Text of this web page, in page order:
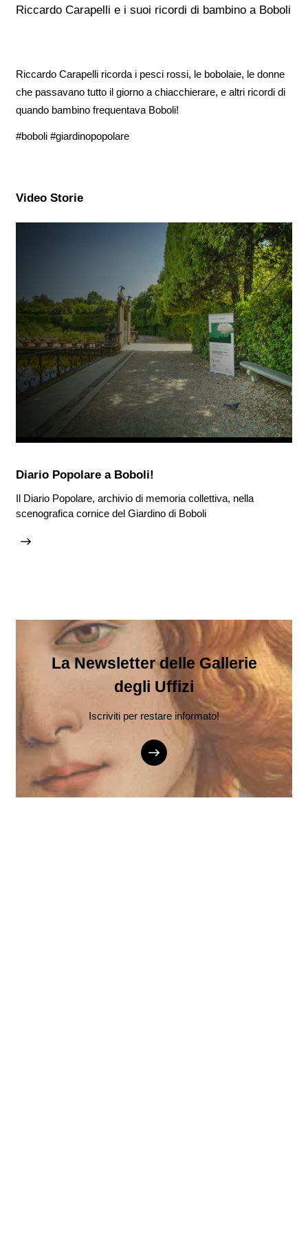
Riccardo Carapelli e i suoi ricordi di bambino a Boboli
Riccardo Carapelli ricorda i pesci rossi, le bobolaie, le donne
che passavano tutto il giorno a chiacchierare, e altri ricordi di
quando bambino frequentava Boboli!
#boboli #giardinopopolare
Video Storie
Diario Popolare a Boboli!
Il Diario Popolare, archivio di memoria collettiva, nella
scenografica cornice del Giardino di Boboli
La Newsletter delle Gallerie
degli Uffizi
Iscriviti per restare informato!